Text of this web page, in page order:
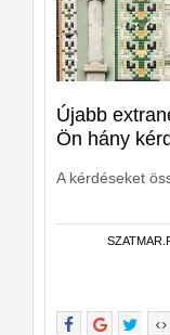
Újabb
Ön hány
A kérdéseket